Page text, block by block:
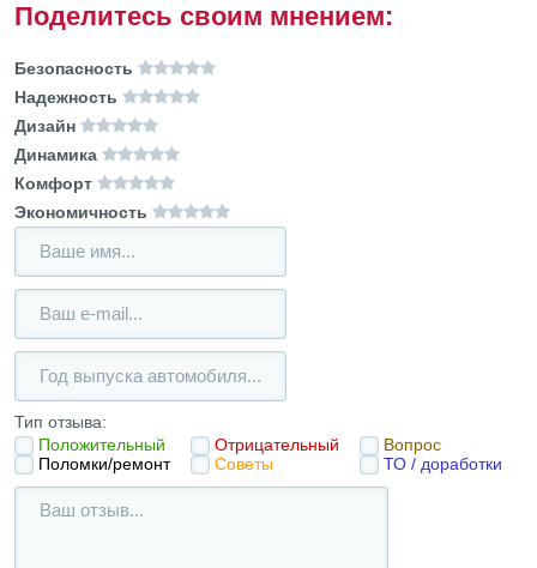
Поделитесь своим мнением:
Безопасность
Надежность
Дизайн
Динамика
Комфорт
Экономичность
Тип отзыва:
Положительный
Отрицательный
Вопрос
Поломки/ремонт
Советы ТО / доработки